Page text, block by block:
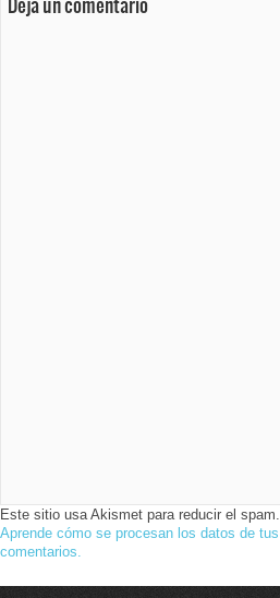
Este sitio usa Akismet para reducir el spam.
Aprende cómo se procesan los datos de tus
comentarios.